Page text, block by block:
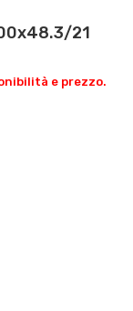
21
e prezzo.